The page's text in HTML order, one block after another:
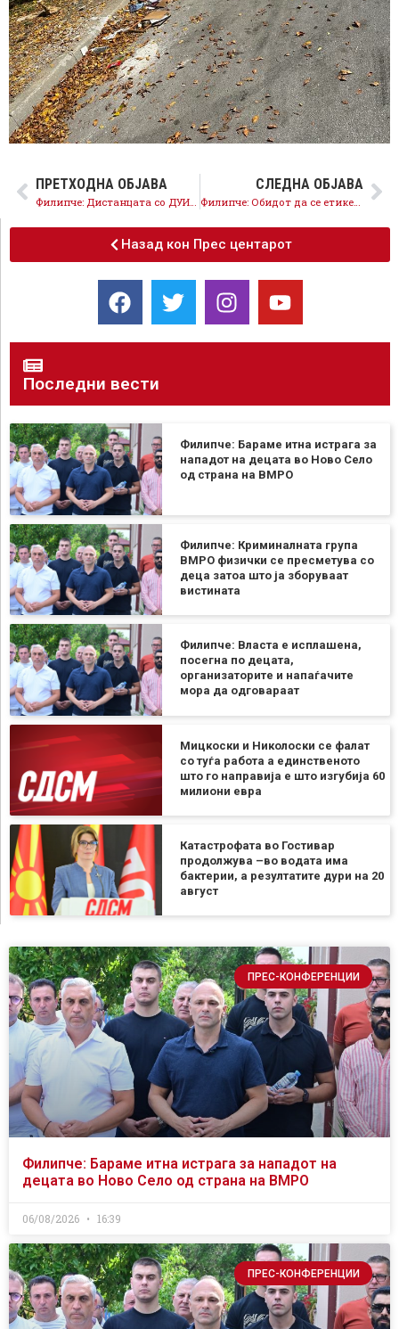
ПРЕТХОДНА ОБЈАВА
Филипче: Дистанцата со ДУИ е природен процес – не разговараме за идно коалицирање на локалните избори
СЛЕДНА ОБЈАВА
Филипче: Обидот да се етикетира гневот на народот како „опозициски“ е отсуство на емпатија и бегање од проблемите
Назад кон Прес центарот
Последни вести
Филипче: Бараме итна истрага за
нападот на децата во Ново Село
од страна на ВМРО
Филипче: Криминалната група
ВМРО физички се пресметува со
деца затоа што ја зборуваат
вистината
Филипче: Власта е исплашена,
посегна по децата,
организаторите и напаѓачите
мора да одговараат
Мицкоски и Николоски се фалат
со туѓа работа а единственото
што го направија е што изгубија 60
милиони евра
Катастрофата во Гостивар
продолжува –во водата има
бактерии, а резултатите дури на 20
август
ПРЕС-КОНФЕРЕНЦИИ
Филипче: Бараме итна истрага за нападот на
децата во Ново Село од страна на ВМРО
06/08/2026 16:39
ПРЕС-КОНФЕРЕНЦИИ